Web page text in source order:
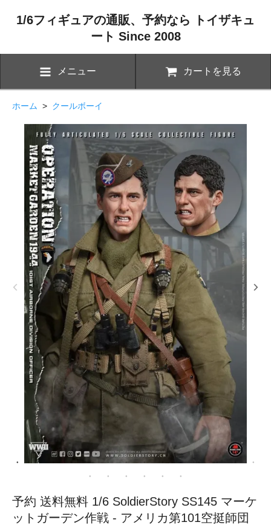
1/6フィギュアの通販、予約なら トイザキュ
ート Since 2008
メニュー カートを見る
ホーム > クールボーイ
予約 送料無料 1/6 SoldierStory SS145 マーケ
ットガーデン作戦 - アメリカ第101空挺師団